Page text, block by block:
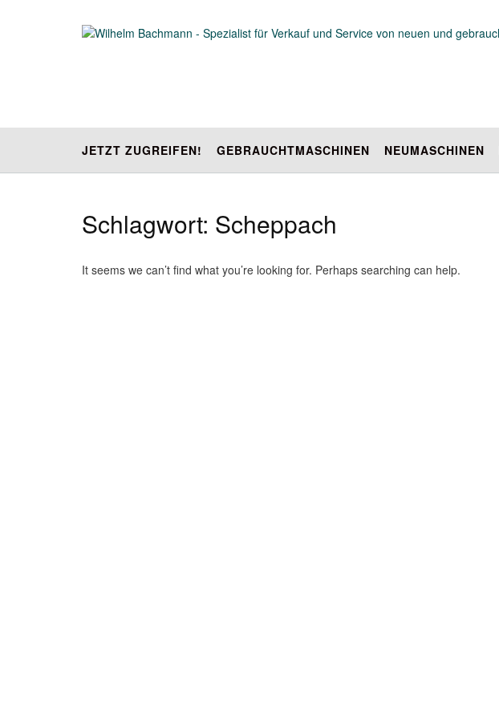
JETZT ZUGREIFEN! GEBRAUCHTMASCHINEN NEUMASCHINEN
Schlagwort: Scheppach
It seems we can’t find what you’re looking for. Perhaps searching can help.